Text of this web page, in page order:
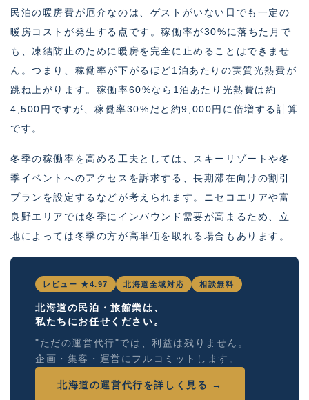
民泊の暖房費が厄介なのは、ゲストがいない日でも一定の
暖房コストが発生する点です。稼働率が30%に落ちた月で
も、凍結防止のために暖房を完全に止めることはできませ
ん。つまり、稼働率が下がるほど1泊あたりの実質光熱費が
跳ね上がります。稼働率60%なら1泊あたり光熱費は約
4,500円ですが、稼働率30%だと約9,000円に倍増する計算
です。
冬季の稼働率を高める工夫としては、スキーリゾートや冬
季イベントへのアクセスを訴求する、長期滞在向けの割引
プランを設定するなどが考えられます。ニセコエリアや富
良野エリアでは冬季にインバウンド需要が高まるため、立
地によっては冬季の方が高単価を取れる場合もあります。
レビュー ★4.97 北海道全域対応 相談無料
北海道の民泊・旅館業は、
私たちにお任せください。
"ただの運営代行"では、利益は残りません。
企画・集客・運営にフルコミットします。
北海道の運営代行を詳しく見る →